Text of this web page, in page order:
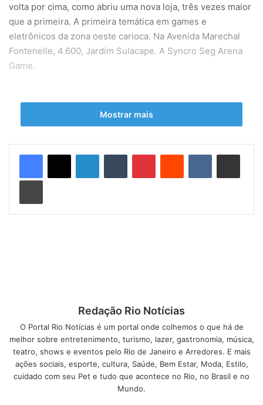
volta por cima, como abriu uma nova loja, três vezes maior
que a primeira. A primeira temática em games e
eletrônicos da zona oeste carioca. Na Avenida Marechal
Fontenelle, 4.600, Jardim Sulacape. A Syncro Seg Arena
Game.
podendo 4 pessoas jogar na arena por vez.
A menina dos olhos do empresário, o Ultra Box Retrô, tem
destaque no centro da loja, também com aparelhos
disponíveis para os clientes.
Mostrar mais
LinkedinTumblr PinterestReddit VK Compartilhar via e-mail
Imprimir
Redação Rio Notícias
O Portal Rio Notícias é um portal onde colhemos o que há de
melhor sobre entretenimento, turismo, lazer, gastronomia, música,
teatro, shows e eventos pelo Rio de Janeiro e Arredores. E mais
ações sociais, esporte, cultura, Saúde, Bem Estar, Moda, Estilo,
cuidado com seu Pet e tudo que acontece no Rio, no Brasil e no
Mundo.